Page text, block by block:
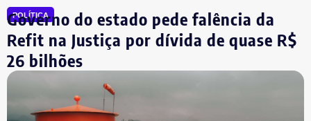
POLÍTICA
Governo do estado pede falência da
Refit na Justiça por dívida de quase R$
26 bilhões